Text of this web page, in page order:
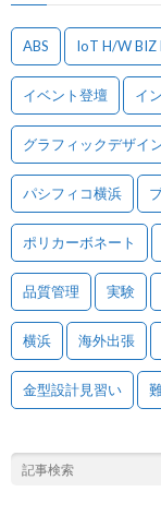
ABS IoT H/W BIZ
イベント登壇 イ
グラフィックデザイ
パシフィコ横浜
ポリカーボネート
品質管理 実験
横浜 海外出張
金型設計見習い